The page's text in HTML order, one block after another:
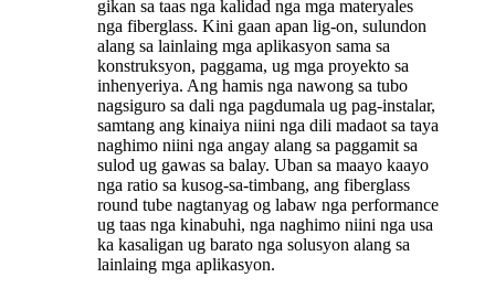
gikan sa taas nga kalidad nga mga materyales
nga fiberglass. Kini gaan apan lig-on, sulundon
alang sa lainlaing mga aplikasyon sama sa
konstruksyon, paggama, ug mga proyekto sa
inhenyeriya. Ang hamis nga nawong sa tubo
nagsiguro sa dali nga pagdumala ug pag-instalar,
samtang ang kinaiya niini nga dili madaot sa taya
naghimo niini nga angay alang sa paggamit sa
sulod ug gawas sa balay. Uban sa maayo kaayo
nga ratio sa kusog-sa-timbang, ang fiberglass
round tube nagtanyag og labaw nga performance
ug taas nga kinabuhi, nga naghimo niini nga usa
ka kasaligan ug barato nga solusyon alang sa
lainlaing mga aplikasyon.